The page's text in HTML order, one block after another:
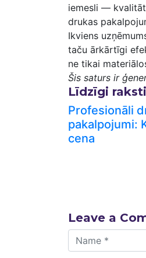
iemesli —
drukas
Ikviens
taču ārkārtīgi
ne tikai
Šis‌ saturs ir
Līdzīgi raksti
Profesionāli
pakalpojumi:
cena
Leave a